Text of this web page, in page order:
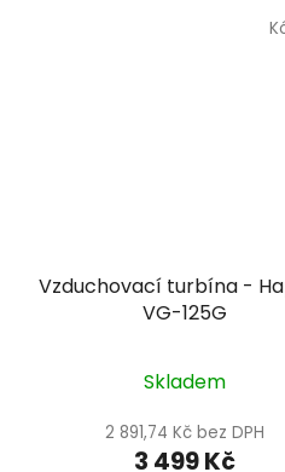
Vzduchovací turbína -
VG-125G
Skladem
2 891,74 Kč bez DPH
3 499 Kč